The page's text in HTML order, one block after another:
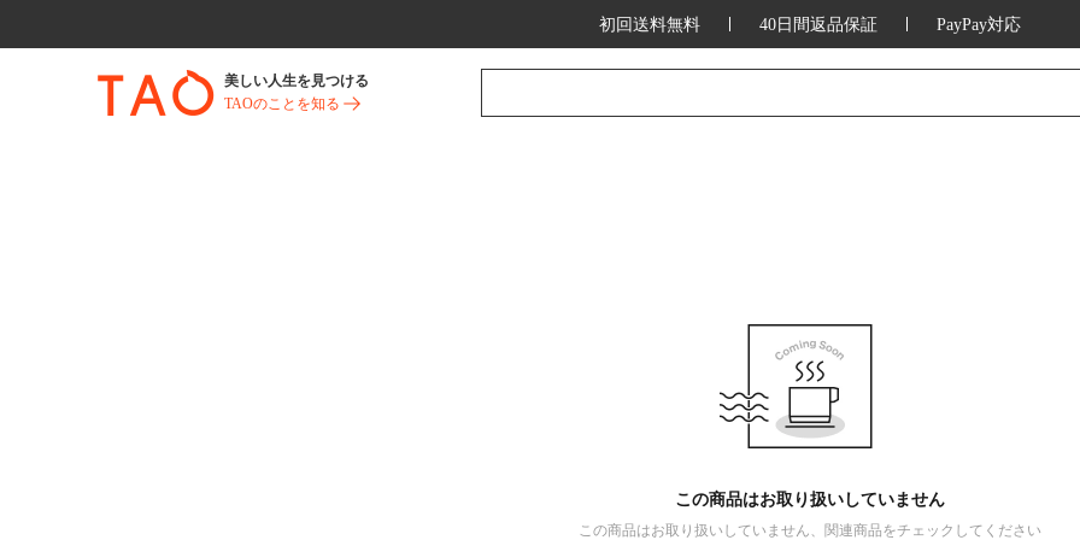
初回送料無料 40日間返品保証 PayPay対応
美しい人生を見つける
TAOのことを知る
この商品はお取り扱いしていません
この商品はお取り扱いしていません、関連商品をチェックしてください